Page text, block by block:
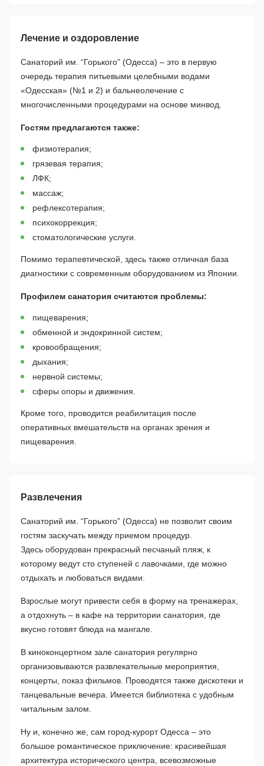
Лечение и оздоровление
Санаторий им. “Горького” (Одесса) – это в первую
очередь терапия питьевыми целебными водами
«Одесская» (№1 и 2) и бальнеолечение с
многочисленными процедурами на основе минвод.
Гостям предлагаются также:
физиотерапия;
грязевая терапия;
ЛФК;
массаж;
рефлексотерапия;
психокоррекция;
стоматологические услуги.
Помимо терапевтической, здесь также отличная база
диагностики с современным оборудованием из Японии.
Профилем санатория считаются проблемы:
пищеварения;
обменной и эндокринной систем;
кровообращения;
дыхания;
нервной системы;
сферы опоры и движения.
Кроме того, проводится реабилитация после
оперативных вмешательств на органах зрения и
пищеварения.
Развлечения
Санаторий им. “Горького” (Одесса) не позволит своим
гостям заскучать между приемом процедур.
Здесь оборудован прекрасный песчаный пляж, к
которому ведут сто ступеней с лавочками, где можно
отдыхать и любоваться видами.
Взрослые могут привести себя в форму на тренажерах,
а отдохнуть – в кафе на территории санатория, где
вкусно готовят блюда на мангале.
В киноконцертном зале санатория регулярно
организовываются развлекательные мероприятия,
концерты, показ фильмов. Проводятся также дискотеки и
танцевальные вечера. Имеется библиотека с удобным
читальным залом.
Ну и, конечно же, сам город-курорт Одесса – это
большое романтическое приключение: красивейшая
архитектура исторического центра, всевозможные